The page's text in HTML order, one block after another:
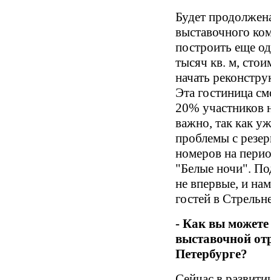
Будет
выставочного
построить еще
тысяч кв. м,
начать
Эта гостиница
20% участников
важно, так как
проблемы с
номеров на
"Белые ночи".
не впервые, и
гостей в
- Как вы можете
выставочной
Петербурге?